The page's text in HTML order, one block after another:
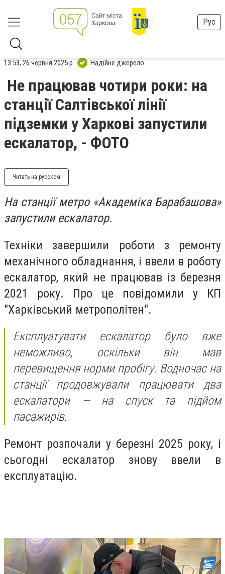
Рус
13:53, 26 червня 2025 р. Надійне джерело
Не працював чотири роки: на
станції Салтівської лінії
підземки у Харкові запустили
ескалатор, - ФОТО
Читать на русском
На станції метро «Академіка Барабашова»
запустили ескалатор.
Техніки завершили роботи з ремонту
механічного обладнання, і ввели в роботу
ескалатор, який не працював із березня
2021 року. Про це повідомили у КП
"Харківський метрополітен".
Експлуатувати ескалатор було вже
неможливо, оскільки він мав
перевищення норми пробігу. Водночас на
станції продовжували працювати два
ескалатори — на спуск та підйом
пасажирів.
Ремонт розпочали у березні 2025 року, і
сьогодні ескалатор знову ввели в
експлуатацію.